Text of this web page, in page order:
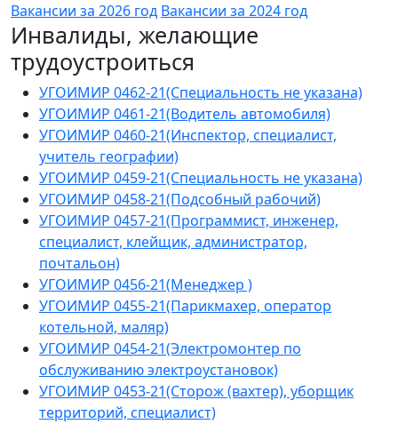
Вакансии за 2026 год Вакансии за 2024 год
Инвалиды, желающие
трудоустроиться
УГОИМИР 0462-21(Специальность не указана)
УГОИМИР 0461-21(Водитель автомобиля)
УГОИМИР 0460-21(Инспектор, специалист,
учитель географии)
УГОИМИР 0459-21(Специальность не указана)
УГОИМИР 0458-21(Подсобный рабочий)
УГОИМИР 0457-21(Программист, инженер,
специалист, клейщик, администратор,
почтальон)
УГОИМИР 0456-21(Менеджер )
УГОИМИР 0455-21(Парикмахер, оператор
котельной, маляр)
УГОИМИР 0454-21(Электромонтер по
обслуживанию электроустановок)
УГОИМИР 0453-21(Сторож (вахтер), уборщик
территорий, специалист)